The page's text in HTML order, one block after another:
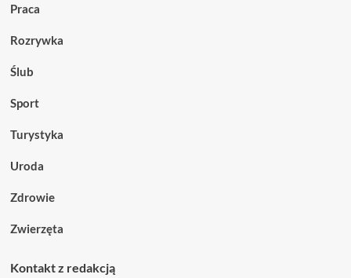
Praca
Rozrywka
Ślub
Sport
Turystyka
Uroda
Zdrowie
Zwierzęta
Kontakt z redakcją